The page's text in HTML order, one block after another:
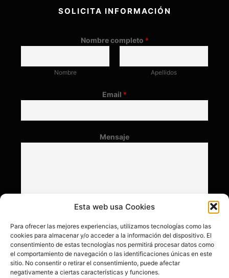
Esta web usa Cookies
Para ofrecer las mejores experiencias, utilizamos tecnologías como las
cookies para almacenar y/o acceder a la información del dispositivo. El
consentimiento de estas tecnologías nos permitirá procesar datos como
el comportamiento de navegación o las identificaciones únicas en este
sitio. No consentir o retirar el consentimiento, puede afectar
negativamente a ciertas características y funciones.
SOLICITA INFORMACIÓN
Nombre completo *
Nombre Apellidos
Email *
Mensaje